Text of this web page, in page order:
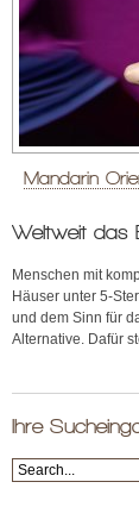
Mandarin
Weltweit das
Menschen mit
Häuser unter 5-
und dem Sinn für
Alternative. Dafür
Ihre